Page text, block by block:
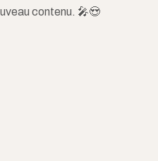
contenu. 🎤😍